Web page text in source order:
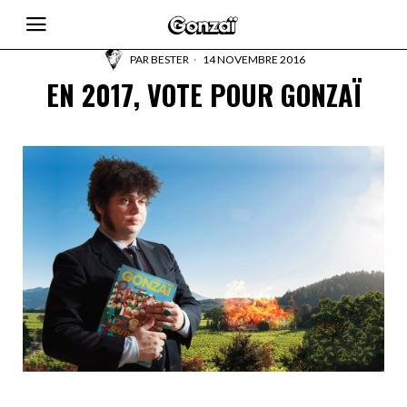
PARBESTER 14 NOVEMBRE 2016
EN 2017, VOTE POUR GONZAÏ